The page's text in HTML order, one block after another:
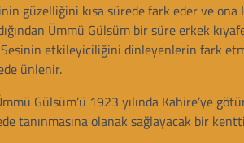
güzelliğini kısa sürede fark eder ve
Ümmü Gülsüm bir süre erkek
etkileyiciliğini dinleyenlerin fark
ünlenir.
Gülsüm’ü 1923 yılında Kahire’ye
tanınmasına olanak sağlayacak bir